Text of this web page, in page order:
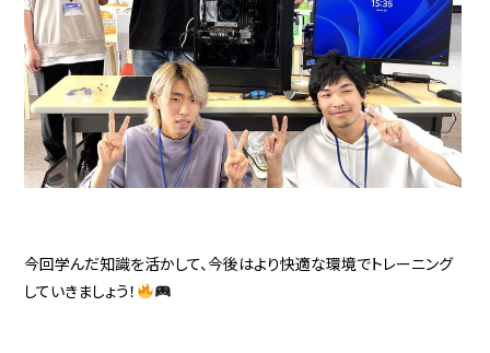
今回学んだ知識を活かして、今後はより快適な環境でトレーニング
していきましょう！